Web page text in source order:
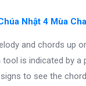
Nhật 4 Mùa
and chords up
is indicated by a
to see the